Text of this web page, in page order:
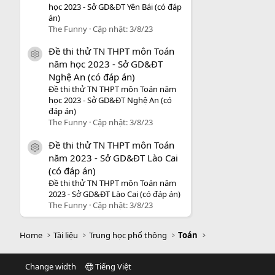
học 2023 - Sở GD&ĐT Yên Bái (có đáp
án)
The Funny Cập nhật:3/8/23
icon tài liệu
Đề thi thử TN THPT môn Toán
năm học 2023 - Sở GD&ĐT
Nghệ An (có đáp án)
Đề thi thử TN THPT môn Toán năm
học 2023 - Sở GD&ĐT Nghệ An (có
đáp án)
The Funny Cập nhật:3/8/23
icon tài liệu
Đề thi thử TN THPT môn Toán
năm 2023 - Sở GD&ĐT Lào Cai
(có đáp án)
Đề thi thử TN THPT môn Toán năm
2023 - Sở GD&ĐT Lào Cai (có đáp án)
The Funny Cập nhật:3/8/23
Home Tài liệu Trung học phổ thông Toán
Change width Tiếng Việt